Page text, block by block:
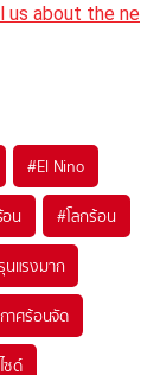
us about the ne
#El Nino
อน #โลกร้อน
นแรงมาก
าศร้อนจัด
ซด์